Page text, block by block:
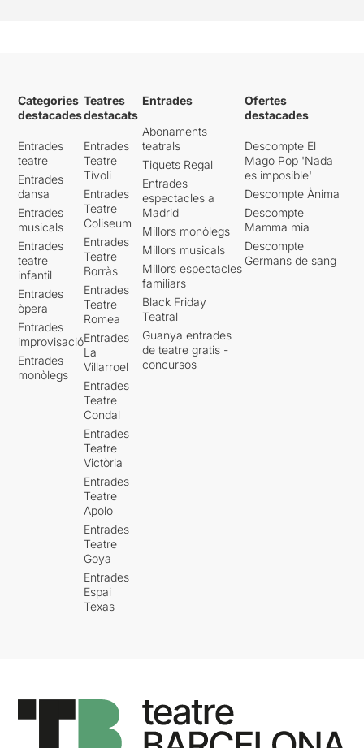
Categories
destacades
Entrades
teatre
Entrades
dansa
Entrades
musicals
Entrades
teatre
infantil
Entrades
òpera
Entrades
improvisació
Entrades
monòlegs
Teatres
destacats
Entrades
Teatre
Tívoli
Entrades
Teatre
Coliseum
Entrades
Teatre
Borràs
Entrades
Teatre
Romea
Entrades
La
Villarroel
Entrades
Teatre
Condal
Entrades
Teatre
Victòria
Entrades
Teatre
Apolo
Entrades
Teatre
Goya
Entrades
Espai
Texas
Entrades
Abonaments
teatrals
Tiquets Regal
Entrades
espectacles a
Madrid
Millors monòlegs
Millors musicals
Millors espectacles
familiars
Black Friday
Teatral
Guanya entrades
de teatre gratis -
concursos
Ofertes
destacades
Descompte El
Mago Pop 'Nada
es imposible'
Descompte Ànima
Descompte
Mamma mia
Descompte
Germans de sang